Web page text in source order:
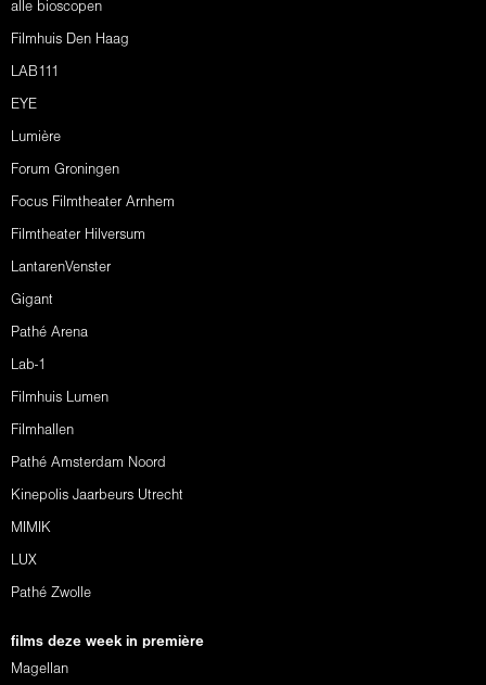
alle bioscopen
Filmhuis Den Haag
LAB111
EYE
Lumière
Forum Groningen
Focus Filmtheater Arnhem
Filmtheater Hilversum
LantarenVenster
Gigant
Pathé Arena
Lab-1
Filmhuis Lumen
Filmhallen
Pathé Amsterdam Noord
Kinepolis Jaarbeurs Utrecht
MIMIK
LUX
Pathé Zwolle
films deze week in première
Magellan